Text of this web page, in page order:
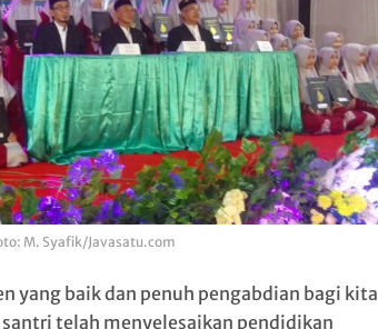
M. Syafik/Javasatu.com
yang baik dan penuh pengabdian bagi kita
santri telah menyelesaikan pendidikan